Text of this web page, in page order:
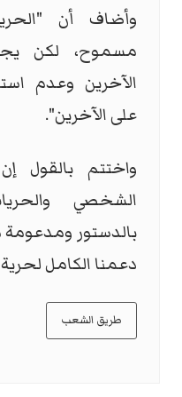
وأضاف أن
مسموح، لكن
الآخرين وعدم
على الآخرين".
واختتم بالقول
الشخصي
بالدستور ومدعومة
دعمنا الكامل لحرية
طريق الشعب